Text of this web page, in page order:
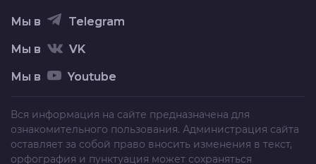
Мы в Telegram
Мы в VK
Мы в Youtube
Вся информация на сайте предназначена для
ознакомительного пользования. Администрация сайта
оставляет за собой право вносить изменения в текст,
орфография и пунктуация может сохраняться